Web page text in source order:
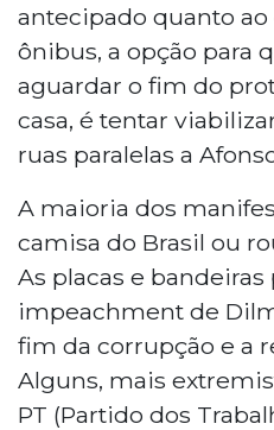
antecipado quanto
ônibus, a opção para
aguardar o fim do
casa, é tentar
ruas paralelas a
A maioria dos
camisa do Brasil ou
As placas e bandeiras
impeachment de
fim da corrupção e a
Alguns, mais
PT (Partido dos